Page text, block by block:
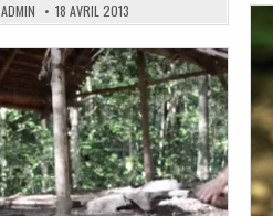
ADMIN 18 AVRIL 2013
Posted
in